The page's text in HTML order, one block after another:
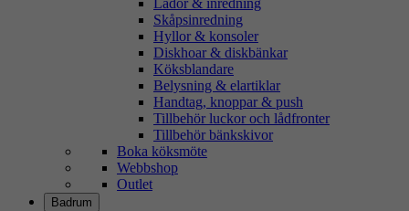
Lådor & inredning
Skåpsinredning
Hyllor & konsoler
Diskhoar & diskbänkar
Köksblandare
Belysning & elartiklar
Handtag, knoppar & push
Tillbehör luckor och lådfronter
Tillbehör bänkskivor
Boka köksmöte
Webbshop
Outlet
Badrum